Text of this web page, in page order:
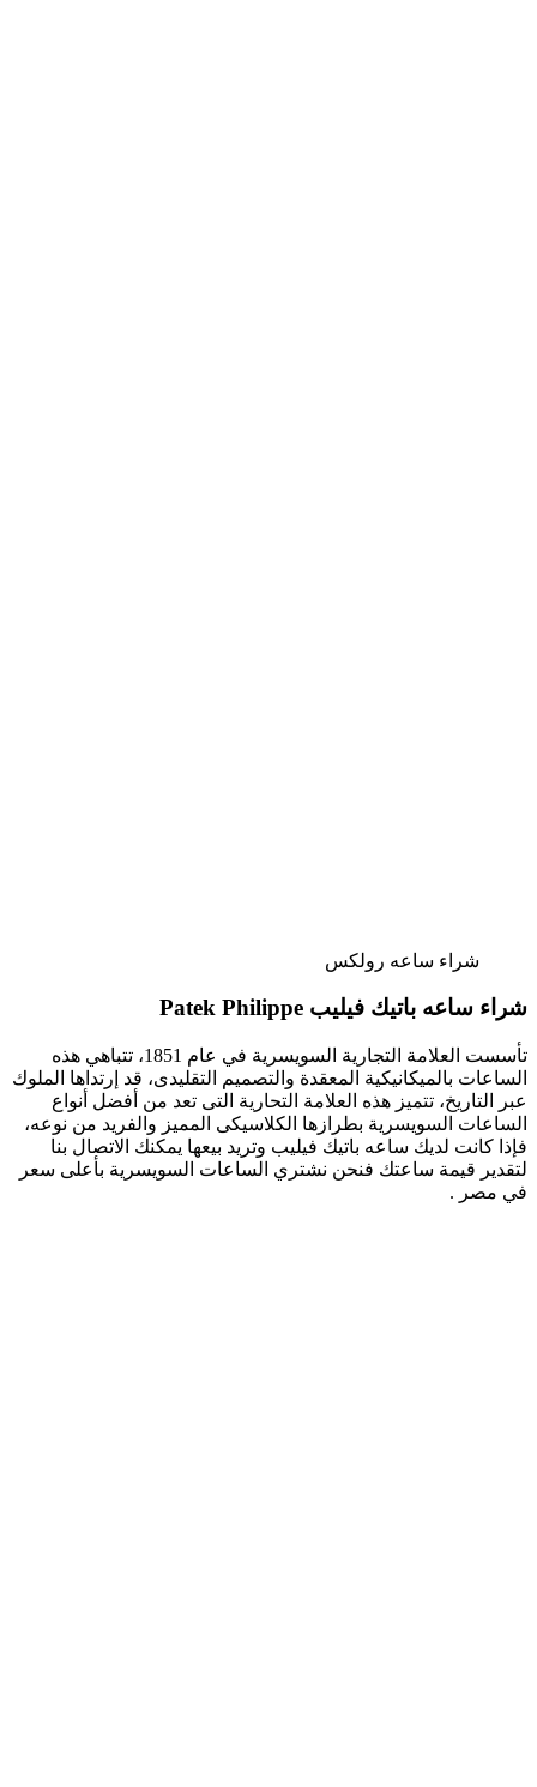
شراء ساعه رولكس
شراء ساعه باتيك فيليب Patek Philippe
تأسست العلامة التجارية السويسرية في عام 1851، تتباهي هذه
الساعات بالميكانيكية المعقدة والتصميم التقليدى، قد إرتداها الملوك
عبر التاريخ، تتميز هذه العلامة التحارية التى تعد من أفضل أنواع
الساعات السويسرية بطرازها الكلاسيكى المميز والفريد من نوعه،
فإذا كانت لديك ساعه باتيك فيليب وتريد بيعها يمكنك الاتصال بنا
لتقدير قيمة ساعتك فنحن نشتري الساعات السويسرية بأعلى سعر
في مصر .